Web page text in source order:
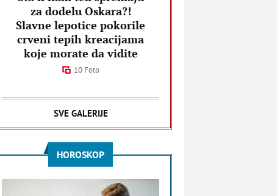
za dodelu Oskara?!
Slavne lepotice pokorile
crveni tepih kreacijama
koje morate da vidite
10 Foto
SVE GALERIJE
HOROSKOP